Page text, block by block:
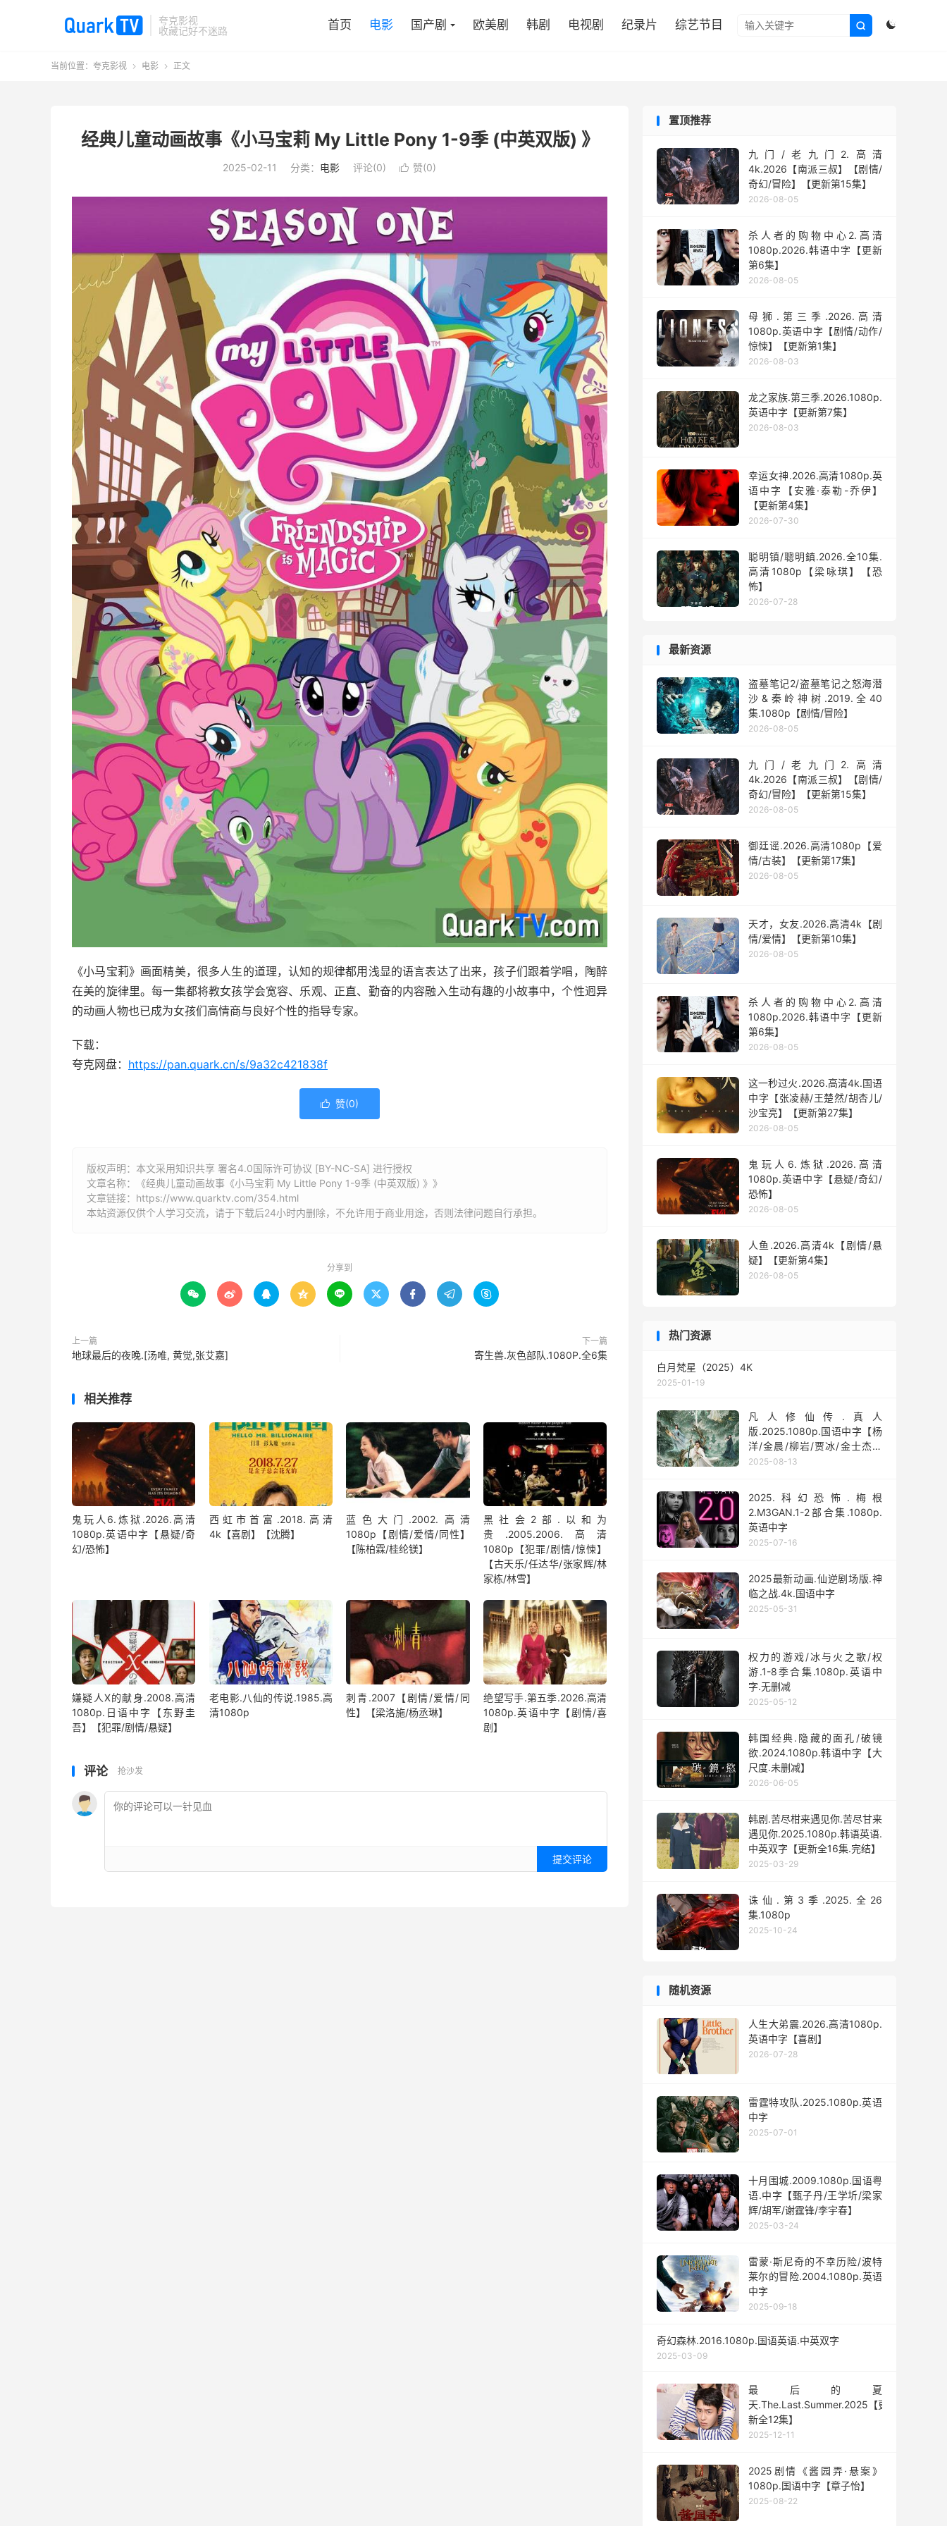
夸克影视
收藏记好不迷路


首页 电影 国产剧 欧美剧 韩剧 电视剧 纪录片 综艺节目
当前位置： 夸克影视  电影  正文
经典儿童动画故事《小马宝莉 My Little Pony 1-9季 (中英双版) 》
2025-02-11 分类： 电影 评论(0)  赞(0)
《小马宝莉》画面精美，很多人生的道理，认知的规律都用浅显的语言表达了出来，孩子们跟着学唱，陶醉
在美的旋律里。每一集都将教女孩学会宽容、乐观、正直、勤奋的内容融入生动有趣的小故事中，个性迥异
的动画人物也已成为女孩们高情商与良好个性的指导专家。
下载：
夸克网盘： https://pan.quark.cn/s/9a32c421838f
 赞(0)
版权声明：本文采用知识共享 署名4.0国际许可协议 [BY-NC-SA] 进行授权
文章名称：《经典儿童动画故事《小马宝莉 My Little Pony 1-9季 (中英双版) 》》
文章链接： https://www.quarktv.com/354.html
本站资源仅供个人学习交流，请于下载后24小时内删除，不允许用于商业用途，否则法律问题自行承担。
分享到
        
上一篇
地球最后的夜晚.[汤唯, 黄觉,张艾嘉]
下一篇
寄生兽.灰色部队.1080P.全6集
相关推荐
鬼玩人6.炼狱.2026.高清
1080p.英语中字【悬疑/奇
幻/恐怖】
西虹市首富.2018.高清
4k【喜剧】【沈腾】
蓝色大门.2002.高清
1080p【剧情/爱情/同性】
【陈柏霖/桂纶镁】
黑社会2部.以和为
贵.2005.2006.高清
1080p【犯罪/剧情/惊悚】
【古天乐/任达华/张家辉/林
家栋/林雪】
嫌疑人X的献身.2008.高清
1080p.日语中字【东野圭
吾】【犯罪/剧情/悬疑】
老电影.八仙的传说.1985.高
清1080p
刺青.2007【剧情/爱情/同
性】【梁洛施/杨丞琳】
绝望写手.第五季.2026.高清
1080p.英语中字【剧情/喜
剧】
评论 抢沙发
提交评论
置顶推荐
九门/老九门2.高清
4k.2026【南派三叔】【剧情/
奇幻/冒险】【更新第15集】
2026-08-05
杀人者的购物中心2.高清
1080p.2026.韩语中字【更新
第6集】
2026-08-05
母狮.第三季.2026.高清
1080p.英语中字【剧情/动作/
惊悚】【更新第1集】
2026-08-03
龙之家族.第三季.2026.1080p.
英语中字【更新第7集】
2026-08-03
幸运女神.2026.高清1080p.英
语中字【安雅·泰勒-乔伊】
【更新第4集】
2026-07-30
聪明镇/聰明鎮.2026.全10集.
高清1080p【梁咏琪】【恐
怖】
2026-07-28
最新资源
盗墓笔记2/盗墓笔记之怒海潜
沙&秦岭神树.2019.全40
集.1080p【剧情/冒险】
2026-08-05
九门/老九门2.高清
4k.2026【南派三叔】【剧情/
奇幻/冒险】【更新第15集】
2026-08-05
御廷谣.2026.高清1080p【爱
情/古装】【更新第17集】
2026-08-05
天才，女友.2026.高清4k【剧
情/爱情】【更新第10集】
2026-08-05
杀人者的购物中心2.高清
1080p.2026.韩语中字【更新
第6集】
2026-08-05
这一秒过火.2026.高清4k.国语
中字【张凌赫/王楚然/胡杏儿/
沙宝亮】【更新第27集】
2026-08-05
鬼玩人6.炼狱.2026.高清
1080p.英语中字【悬疑/奇幻/
恐怖】
2026-08-05
人鱼.2026.高清4k【剧情/悬
疑】【更新第4集】
2026-08-05
热门资源
白月梵星（2025）4K
2025-01-19
凡人修仙传.真人
版.2025.1080p.国语中字【杨
洋/金晨/柳岩/贾冰/金士杰】
【全30集】
2025-08-13
2025.科幻恐怖.梅根
2.M3GAN.1-2部合集.1080p.
英语中字
2025-07-16
2025最新动画.仙逆剧场版.神
临之战.4k.国语中字
2025-05-31
权力的游戏/冰与火之歌/权
游.1-8季合集.1080p.英语中
字.无删减
2025-05-12
韩国经典.隐藏的面孔/破镜
欲.2024.1080p.韩语中字【大
尺度.未删减】
2026-06-05
韩剧.苦尽柑来遇见你.苦尽甘来
遇见你.2025.1080p.韩语英语.
中英双字【更新全16集.完结】
2025-03-29
诛仙.第3季.2025.全26
集.1080p
2025-10-24
随机资源
人生大弟震.2026.高清1080p.
英语中字【喜剧】
2026-07-28
雷霆特攻队.2025.1080p.英语
中字
2025-07-01
十月围城.2009.1080p.国语粤
语.中字【甄子丹/王学圻/梁家
辉/胡军/谢霆锋/李宇春】
2025-03-24
雷蒙·斯尼奇的不幸历险/波特
莱尔的冒险.2004.1080p.英语
中字
2025-09-18
奇幻森林.2016.1080p.国语英语.中英双字
2025-03-09
最后的夏
天.The.Last.Summer.2025【更
新全12集】
2025-12-11
2025剧情《酱园弄·悬案》
1080p.国语中字【章子怡】
2025-08-22